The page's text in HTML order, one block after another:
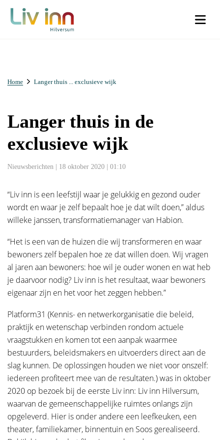
Voornaam *
E-mailadres*
Telefoonnummer*
Hoe kunnen we je helpen?
Woonachtig
Ik woon buiten Liv inn Hilversum (€50)
Voorletters*
Tussenvoegsel(s)
Achternaam*
Straat
Huisnummer
Home Langer thuis ... exclusieve wijk
Langer thuis in de
exclusieve wijk
Nieuwsberichten | 18 oktober 2020 | 01:10
“Liv inn is een leefstijl waar je gelukkig en gezond ouder
wordt en waar je zelf bepaalt hoe je dat wilt doen,” aldus
willeke janssen, transformatiemanager van Habion.
“Het is een van de huizen die wij transformeren en waar
bewoners zelf bepalen hoe ze dat willen doen. Wij vragen
al jaren aan bewoners: hoe wil je ouder wonen en wat heb
je daarvoor nodig? Liv inn is het resultaat, waar bewoners
eigenaar zijn en het voor het zeggen hebben.”
Platform31 (Kennis- en netwerkorganisatie die beleid,
praktijk en wetenschap verbinden rondom actuele
vraagstukken en komen tot een aanpak waarmee
bestuurders, beleidsmakers en uitvoerders direct aan de
slag kunnen. De oplossingen houden we niet voor onszelf:
iedereen profiteert mee van de resultaten.) was in oktober
2020 op bezoek bij de eerste Liv inn: Liv inn Hilversum,
waarvan de gemeenschappelijke ruimtes onlangs zijn
opgeleverd. Hier is onder andere een leefkeuken, een
theater, familiekamer, binnentuin en Soos gerealiseerd.